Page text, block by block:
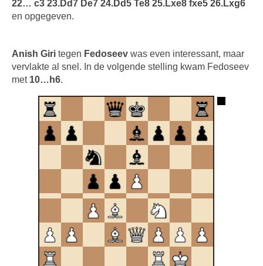
22… c3 23.Dd7 De7 24.Dd5 Te8 25.Lxe8 fxe5 26.Lxg6
en opgegeven.
Anish Giri tegen Fedoseev was even interessant, maar
vervlakte al snel. In de volgende stelling kwam Fedoseev
met 10…h6.